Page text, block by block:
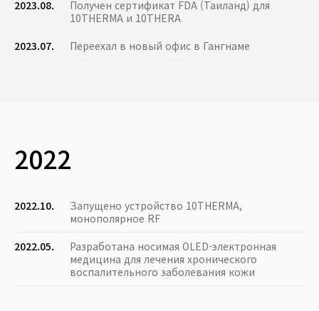
2023.08.
Получен сертификат FDA (Таиланд) для
10THERMA и 10THERA
2023.07.
Переехал в новый офис в Гангнаме
2022
2022.10.
Запущено устройство 10THERMA,
монополярное RF
2022.05.
Разработана носимая OLED-электронная
медицина для лечения хронического
воспалительного заболевания кожи